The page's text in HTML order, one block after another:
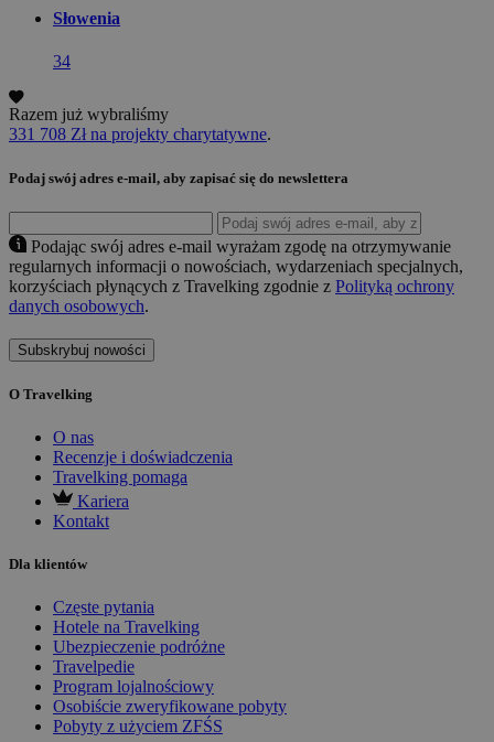
Słowenia
34
Razem już wybraliśmy
331 708 Zł na projekty charytatywne.
Podaj swój adres e-mail, aby zapisać się do newslettera
Podając swój adres e-mail wyrażam zgodę na otrzymywanie
regularnych informacji o nowościach, wydarzeniach specjalnych,
korzyściach płynących z Travelking zgodnie z Polityką ochrony
danych osobowych.
Subskrybuj nowości
O Travelking
O nas
Recenzje i doświadczenia
Travelking pomaga
Kariera
Kontakt
Dla klientów
Częste pytania
Hotele na Travelking
Ubezpieczenie podróżne
Travelpedie
Program lojalnościowy
Osobiście zweryfikowane pobyty
Pobyty z użyciem ZFŚS